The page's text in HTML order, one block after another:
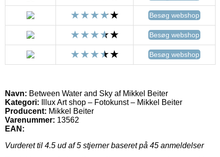
Besøg webshop
Besøg webshop
Besøg webshop
Navn: Between Water and Sky af Mikkel Beiter
Kategori: Illux Art shop – Fotokunst – Mikkel Beiter
Producent: Mikkel Beiter
Varenummer: 13562
EAN:
Vurderet til 4.5 ud af 5 stjerner baseret på 45 anmeldelser